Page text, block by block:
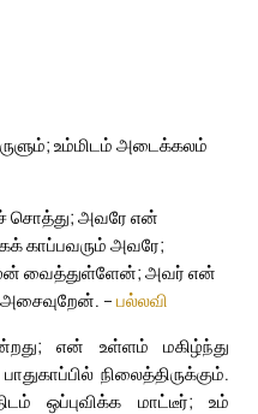
உம்மிடம் அடைக்கலம்
சொத்து; அவரே என்
காப்பவரும் அவரே;
வைத்துள்ளேன்; அவர் என்
– பல்லவி
என் உள்ளம் மகிழ்ந்து
நிலைத்திருக்கும்.
ஒப்புவிக்க மாட்டீர்; உம்